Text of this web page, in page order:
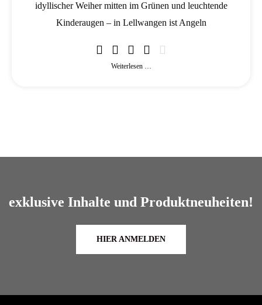
idyllischer Weiher mitten im Grünen und leuchtende
Kinderaugen – in Lellwangen ist Angeln
Weiterlesen …
exklusive Inhalte und Produktneuheiten!
HIER ANMELDEN